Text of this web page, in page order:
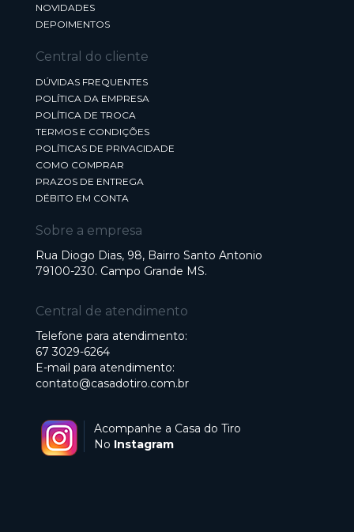
NOVIDADES
DEPOIMENTOS
Central do cliente
DÚVIDAS FREQUENTES
POLÍTICA DA EMPRESA
POLÍTICA DE TROCA
TERMOS E CONDIÇÕES
POLÍTICAS DE PRIVACIDADE
COMO COMPRAR
PRAZOS DE ENTREGA
DÉBITO EM CONTA
Sobre a empresa
Rua Diogo Dias, 98, Bairro Santo Antonio
79100-230. Campo Grande MS.
Central de atendimento
Telefone para atendimento:
67 3029-6264
E-mail para atendimento:
contato@casadotiro.com.br
Acompanhe a Casa do Tiro
No Instagram